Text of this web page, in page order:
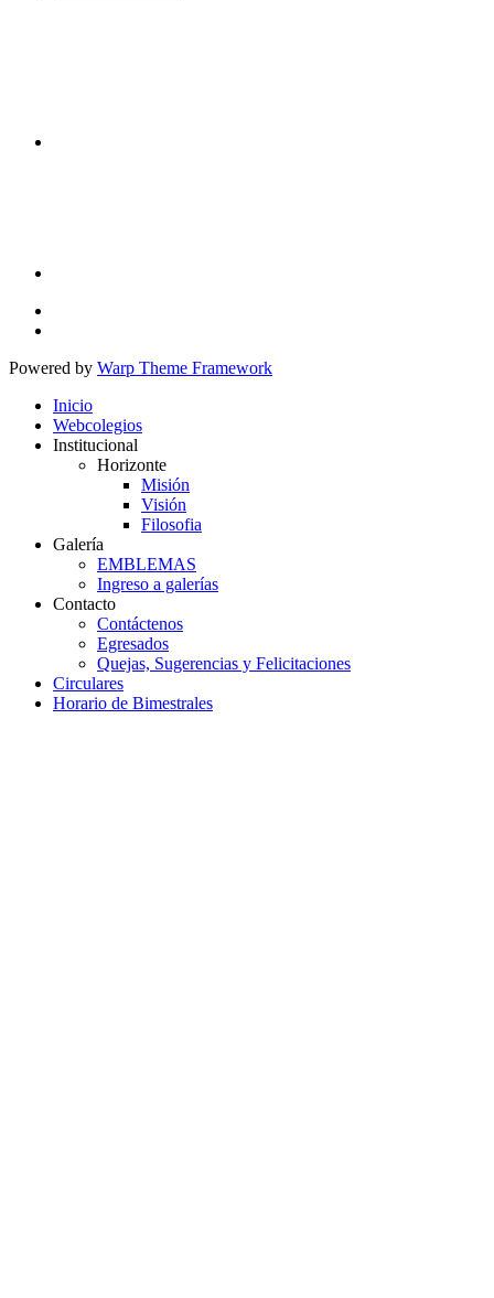
Powered by Warp Theme Framework
Inicio
Webcolegios
Institucional
Horizonte
Misión
Visión
Filosofia
Galería
EMBLEMAS
Ingreso a galerías
Contacto
Contáctenos
Egresados
Quejas, Sugerencias y Felicitaciones
Circulares
Horario de Bimestrales